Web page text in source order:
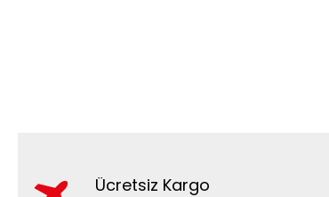
Ücretsiz Kargo